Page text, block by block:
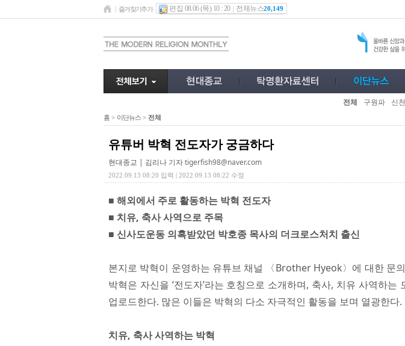
즐겨찾기추가 편집 08.06 (목) 10 : 20 전체뉴스20,149
전체 구원파 신
홈 > 이단뉴스 > 전체
유튜버 박혁 전도자가 궁금하다
현대종교 | 김리나 기자tigerfish98@naver.com
2022.09.13 08:20 입력 | 2022.09.13 08:22 수정
■ 해외에서 주로 활동하는 박혁 전도자
■ 치유, 축사 사역으로 주목
■ 신사도운동 의혹받았던 박호종 목사의 더크로스처치 출신
본지로 박혁이 운영하는 유튜브 채널 〈Brother Hyeok〉에 대한 문
박혁은 자신을 ‘전도자’라는 호칭으로 소개하며, 축사, 치유 사역하는
업로드한다. 많은 이들은 박혁의 다소 자극적인 활동을 보며 열광한다
치유, 축사 사역하는 박혁